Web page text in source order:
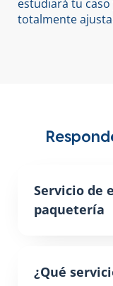
estudiará tu
totalmente
Servicio de
paquetería
¿Qué